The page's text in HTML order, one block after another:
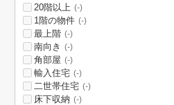
20階以上 (-)
1階の物件 (-)
最上階 (-)
南向き (-)
角部屋 (-)
輸入住宅 (-)
二世帯住宅 (-)
床下収納 (-)